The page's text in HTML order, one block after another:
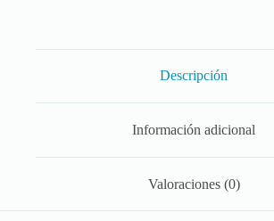
Descripción
Información adicional
Valoraciones (0)